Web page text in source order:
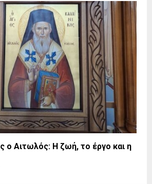
ο Αιτωλός: Η ζωή, το έργο και η